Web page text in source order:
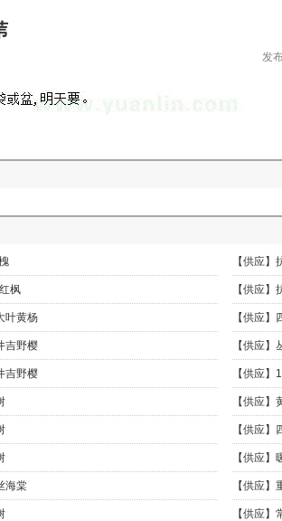
发
枫
叶黄杨
吉野樱
吉野樱
海棠
【供应】
【供应】
【供应】
格行情
【供应】
丝竹袋苗
【供应】
长期出售
【供应】
地
【供应】
草花
【供应】
【供应】
都鸳鸯茉
【供应】